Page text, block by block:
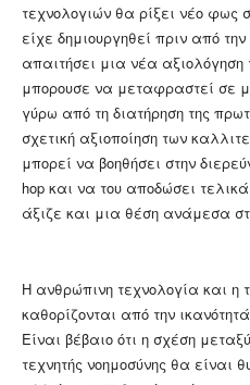
τεχνολογιών θα ρίξει νέο φως
είχε δημιουργηθεί πριν από
απαιτήσει μια νέα αξιολόγηση
μπορουσε να μεταφραστεί σε
γύρω από τη διατήρηση της
σχετική αξιοποίηση των
μπορεί να βοηθήσει στην
hop και να του αποδώσει
άξιζε και μια θέση ανάμεσα
Η ανθρώπινη τεχνολογία και η
καθορίζονται από την
Είναι βέβαιο ότι η σχέση
τεχνητής νοημοσύνης θα